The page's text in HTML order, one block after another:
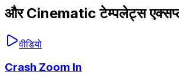
और Cinematic टेम्पलेट्स
वीडियो
Crash Zoom In